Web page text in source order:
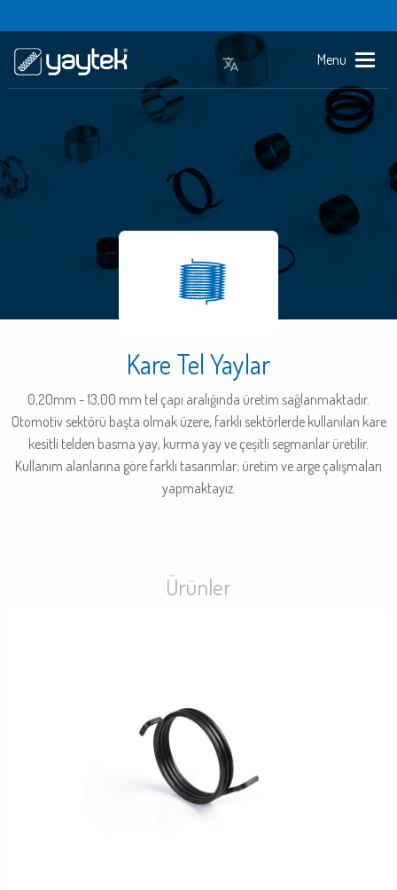
Menu
Kare Tel Yaylar
0,20mm - 13,00 mm tel çapı aralığında üretim sağlanmaktadır.
Otomotiv sektörü başta olmak üzere, farklı sektörlerde kullanılan kare
kesitli telden basma yay, kurma yay ve çeşitli segmanlar üretilir.
Kullanım alanlarına göre farklı tasarımlar; üretim ve arge çalışmaları
yapmaktayız.
Ürünler